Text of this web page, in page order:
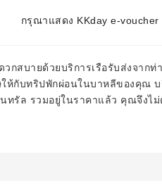
กรุณาแสดง KKday e-voucher
กสบายด้วยบริการเรือรับส่งจากท่
ห้กับทริปพักผ่อนในบาหลีของคุณ บ
รัล รวมอยู่ในราคาแล้ว คุณจึงไม่